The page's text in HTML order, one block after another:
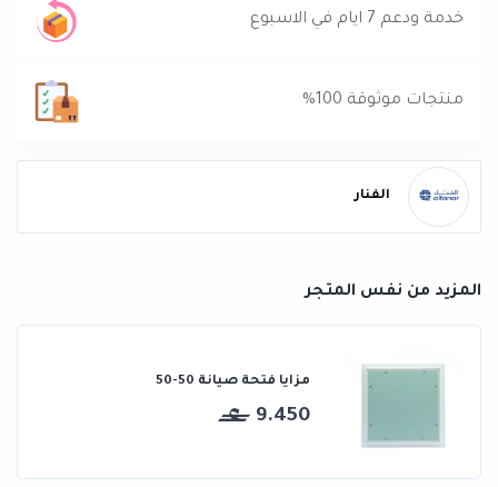
خدمة ودعم 7 ايام في الاسبوع
منتجات موثوقة 100%
الفنار
المزيد من نفس المتجر
مزايا فتحة صيانة 50-50
9.450